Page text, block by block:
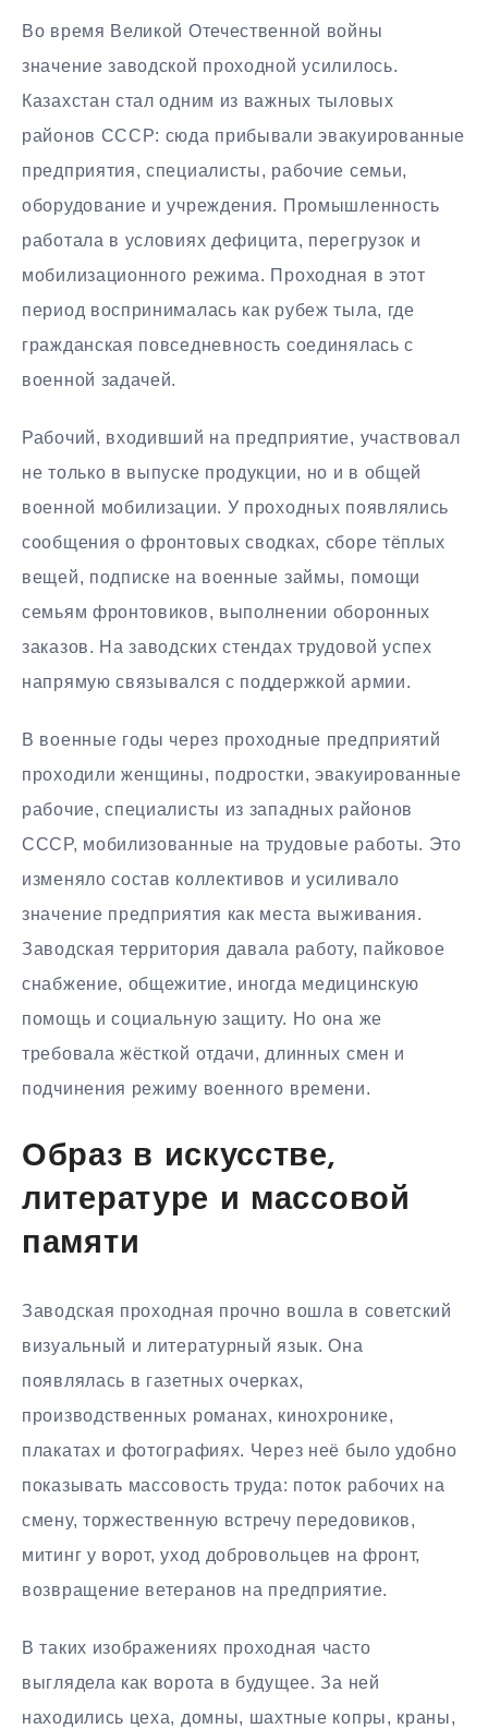
Во время Великой Отечественной войны
значение заводской проходной усилилось.
Казахстан стал одним из важных тыловых
районов СССР: сюда прибывали эвакуированные
предприятия, специалисты, рабочие семьи,
оборудование и учреждения. Промышленность
работала в условиях дефицита, перегрузок и
мобилизационного режима. Проходная в этот
период воспринималась как рубеж тыла, где
гражданская повседневность соединялась с
военной задачей.
Рабочий, входивший на предприятие, участвовал
не только в выпуске продукции, но и в общей
военной мобилизации. У проходных появлялись
сообщения о фронтовых сводках, сборе тёплых
вещей, подписке на военные займы, помощи
семьям фронтовиков, выполнении оборонных
заказов. На заводских стендах трудовой успех
напрямую связывался с поддержкой армии.
В военные годы через проходные предприятий
проходили женщины, подростки, эвакуированные
рабочие, специалисты из западных районов
СССР, мобилизованные на трудовые работы. Это
изменяло состав коллективов и усиливало
значение предприятия как места выживания.
Заводская территория давала работу, пайковое
снабжение, общежитие, иногда медицинскую
помощь и социальную защиту. Но она же
требовала жёсткой отдачи, длинных смен и
подчинения режиму военного времени.
Образ в искусстве,
литературе и массовой
памяти
Заводская проходная прочно вошла в советский
визуальный и литературный язык. Она
появлялась в газетных очерках,
производственных романах, кинохронике,
плакатах и фотографиях. Через неё было удобно
показывать массовость труда: поток рабочих на
смену, торжественную встречу передовиков,
митинг у ворот, уход добровольцев на фронт,
возвращение ветеранов на предприятие.
В таких изображениях проходная часто
выглядела как ворота в будущее. За ней
находились цеха, домны, шахтные копры, краны,